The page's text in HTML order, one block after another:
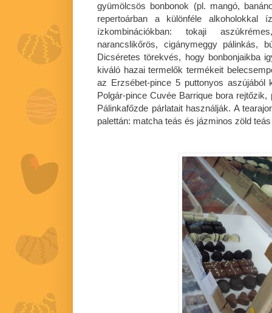
gyümölcsös bonbonok (pl. mangó,
repertoárban a különféle alkoholokkal
ízkombinációkban: tokaji
narancslikőrös, cigánymeggy pálinkás,
Dicséretes törekvés, hogy bonbonjaikba
kiváló hazai termelők termékeit
az Erzsébet-pince 5 puttonyos aszújából
Polgár-pince Cuvée Barrique bora
Pálinkafőzde párlatait használják. A
palettán: matcha teás és jázminos zöld